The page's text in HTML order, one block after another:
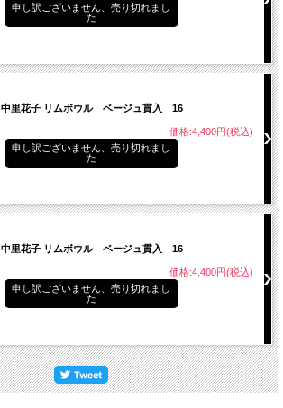
申し訳ございません、売り切れまし
た
中里花子 リムボウル ベージュ貫入 16
価格:4,400円(税込)
申し訳ございません、売り切れまし
た
中里花子 リムボウル ベージュ貫入 16
価格:4,400円(税込)
申し訳ございません、売り切れまし
た